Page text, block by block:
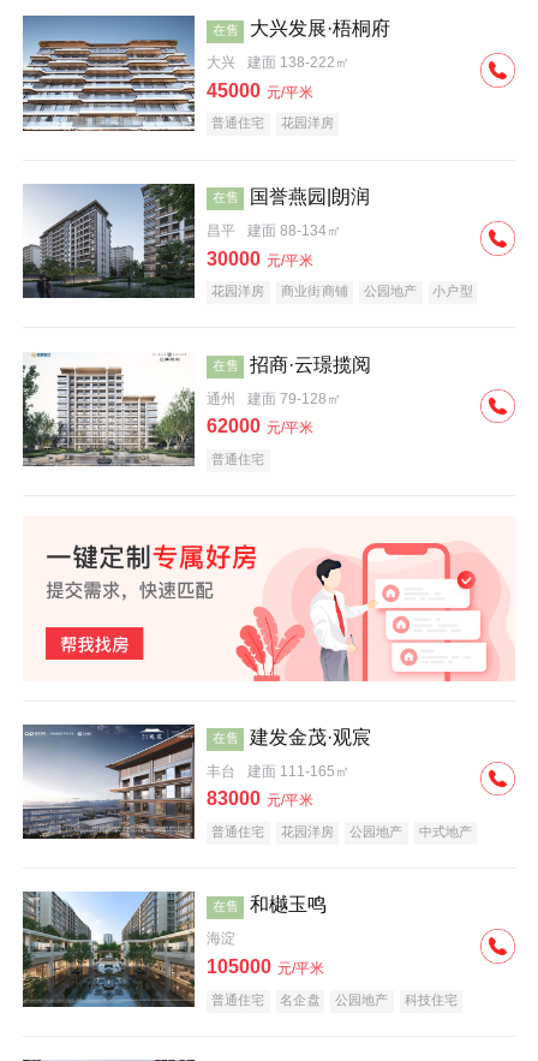
在售 大兴发展·梧桐府
大兴 建面 138-222㎡
45000 元/平米
普通住宅 花园洋房
在售 国誉燕园|朗润
昌平 建面 88-134㎡
30000 元/平米
花园洋房 商业街商铺 公园地产
小户型
在售 招商·云璟揽阅
通州 建面 79-128㎡
62000 元/平米
普通住宅
在售 建发金茂·观宸
丰台 建面 111-165㎡
83000 元/平米
普通住宅 花园洋房 公园地产
中式地产
在售 和樾玉鸣
海淀
105000 元/平米
普通住宅 名企盘 公园地产 科技住宅